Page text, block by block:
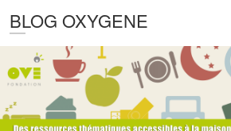
BLOG OXYGENE